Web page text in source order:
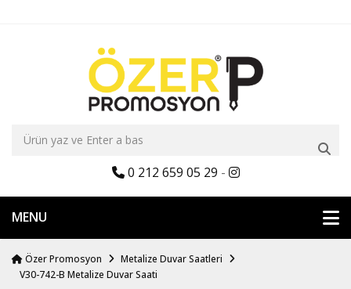
0 212 659 05 29 -
MENU
Özer Promosyon
Metalize Duvar Saatleri
V30-742-B Metalize Duvar Saati